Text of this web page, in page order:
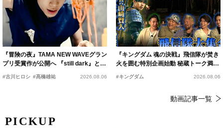
PICKUP
『冒険の夜』TAMA NEW WAVEグラン
プリ受賞作が公開へ 『still dark』と同
時上映決定
#古川ヒロシ #髙橋雄祐 2026.08.06
『キングダム 魂の決戦』飛信隊が焚き
火を囲む特別企画始動 秘蔵トーク満載
の“キングダムキャンプ”開催
#キングダム 2026.08.06
動画記事一覧